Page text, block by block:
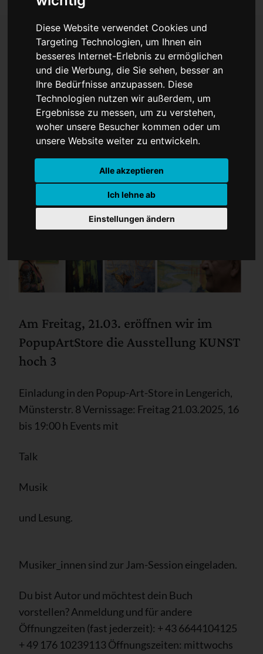
Diese Website verwendet Cookies und
Targeting Technologien, um Ihnen ein
besseres Internet-Erlebnis zu ermöglichen
und die Werbung, die Sie sehen, besser an
Ihre Bedürfnisse anzupassen. Diese
Technologien nutzen wir außerdem, um
Ergebnisse zu messen, um zu verstehen,
woher unsere Besucher kommen oder um
unsere Website weiter zu entwickeln.
Alle akzeptieren
Ich lehne ab
Einstellungen ändern
Neuer PopupArtStore in
Lengerich mit
Kunstausstellung KUNST
hoch 3
Am Freitag, 21.03. eröffnen wir im
PopupArtStore die Ausstellung KUNST
hoch 3
Einladung in den Popup-Art-Store in Lengerich,
Münsterstr. 8 Vernissage: Freitag 21.03.2025, 16
bis 19:00 h Events mit
Talk
Musik
und Lesung.
Musiker_innen sind zur Jam-Session eingeladen.
Du bist Autor und möchtest dein Buch
vorstellen? Anmeldung und für andere
Öffnungzeiten (fast jederzeit): + 43 6644104125
+ 49 176 10239113 Öffnungszeiten: mittwochs